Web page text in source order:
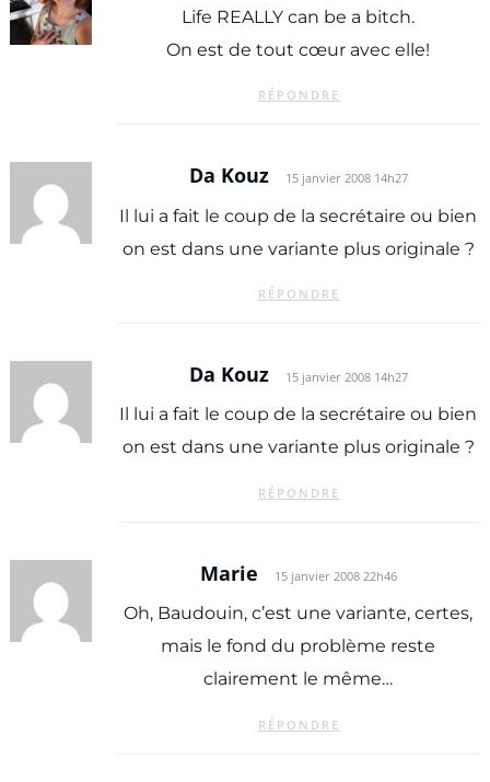
Life REALLY can be a bitch.
On est de tout cœur avec elle!
RÉPONDRE
Da Kouz 15 janvier 2008 14h27
Il lui a fait le coup de la secrétaire ou bien
on est dans une variante plus originale ?
RÉPONDRE
Da Kouz 15 janvier 2008 14h27
Il lui a fait le coup de la secrétaire ou bien
on est dans une variante plus originale ?
RÉPONDRE
Marie 15 janvier 2008 22h46
Oh, Baudouin, c’est une variante, certes,
mais le fond du problème reste
clairement le même…
RÉPONDRE